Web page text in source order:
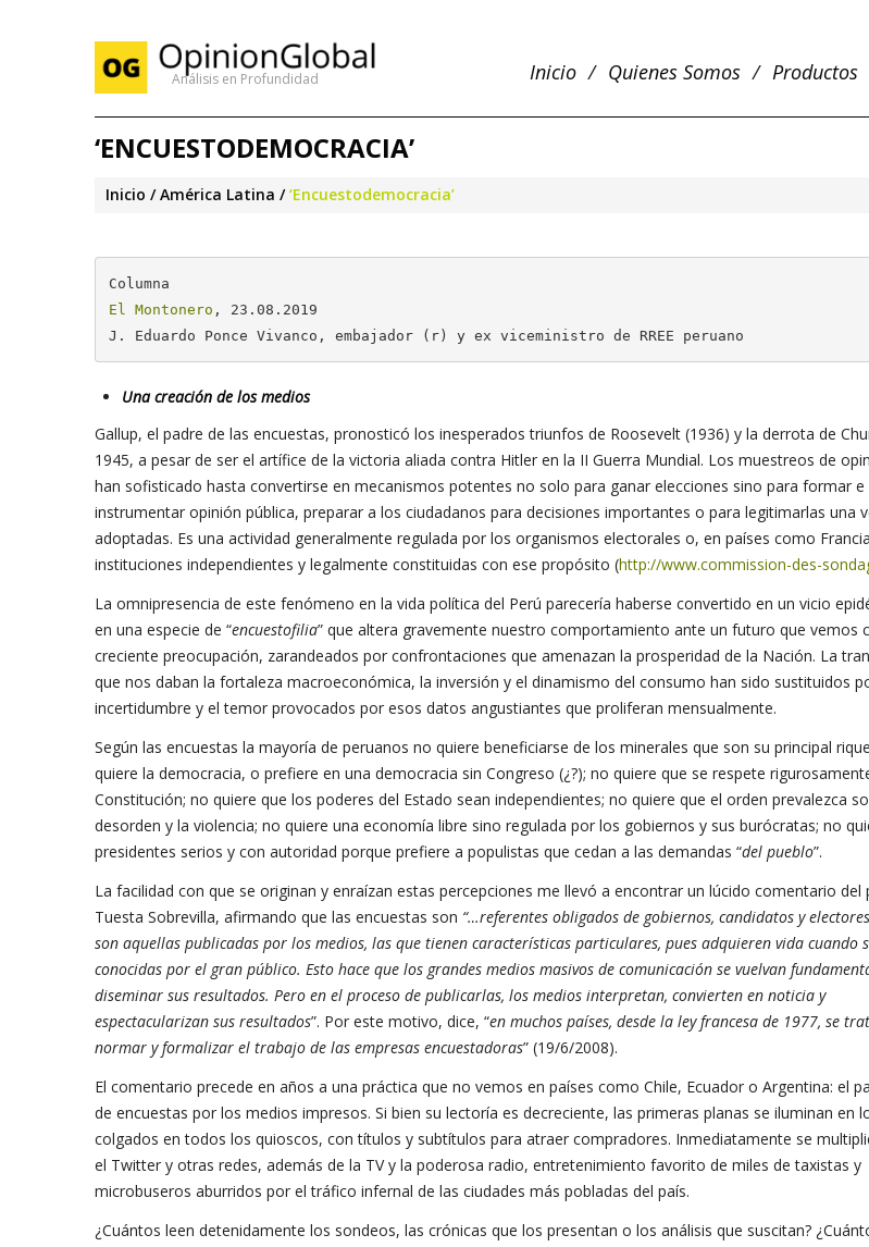
Análisis en Profundidad Inicio Quienes Somos Productos
‘ENCUESTODEMOCRACIA’
Inicio América Latina ‘Encuestodemocracia’
El Montonero , 23.08.2019
J. Eduardo Ponce Vivanco, embajador (r) y ex viceministro de RREE peruano
Una creación de los medios
Gallup, el padre de las encuestas, pronosticó los inesperados triunfos de Roosevelt (1936) y la derrota de
1945, a pesar de ser el artífice de la victoria aliada contra Hitler en la II Guerra Mundial. Los muestreos de
han sofisticado hasta convertirse en mecanismos potentes no solo para ganar elecciones sino para formar e
instrumentar opinión pública, preparar a los ciudadanos para decisiones importantes o para legitimarlas una
adoptadas. Es una actividad generalmente regulada por los organismos electorales o, en países como
instituciones independientes y legalmente constituidas con ese propósito (http://www.commission-des-
La omnipresencia de este fenómeno en la vida política del Perú parecería haberse convertido en un vicio
en una especie de “encuestofilia” que altera gravemente nuestro comportamiento ante un futuro que vemos
creciente preocupación, zarandeados por confrontaciones que amenazan la prosperidad de la Nación. La
que nos daban la fortaleza macroeconómica, la inversión y el dinamismo del consumo han sido sustituidos
incertidumbre y el temor provocados por esos datos angustiantes que proliferan mensualmente.
Según las encuestas la mayoría de peruanos no quiere beneficiarse de los minerales que son su principal
quiere la democracia, o prefiere en una democracia sin Congreso (¿?); no quiere que se respete
Constitución; no quiere que los poderes del Estado sean independientes; no quiere que el orden prevalezca
desorden y la violencia; no quiere una economía libre sino regulada por los gobiernos y sus burócratas; no
presidentes serios y con autoridad porque prefiere a populistas que cedan a las demandas “del pueblo”.
La facilidad con que se originan y enraízan estas percepciones me llevó a encontrar un lúcido comentario del
Tuesta Sobrevilla, afirmando que las encuestas son “…referentes obligados de gobiernos, candidatos y
son aquellas publicadas por los medios, las que tienen características particulares, pues adquieren vida cuando
conocidas por el gran público. Esto hace que los grandes medios masivos de comunicación se vuelvan
diseminar sus resultados. Pero en el proceso de publicarlas, los medios interpretan, convierten en noticia y
espectacularizan sus resultados”. Por este motivo, dice, “en muchos países, desde la ley francesa de 1977, se
normar y formalizar el trabajo de las empresas encuestadoras” (19/6/2008).
El comentario precede en años a una práctica que no vemos en países como Chile, Ecuador o Argentina: el
de encuestas por los medios impresos. Si bien su lectoría es decreciente, las primeras planas se iluminan en
colgados en todos los quioscos, con títulos y subtítulos para atraer compradores. Inmediatamente se
el Twitter y otras redes, además de la TV y la poderosa radio, entretenimiento favorito de miles de taxistas y
microbuseros aburridos por el tráfico infernal de las ciudades más pobladas del país.
¿Cuántos leen detenidamente los sondeos, las crónicas que los presentan o los análisis que suscitan?